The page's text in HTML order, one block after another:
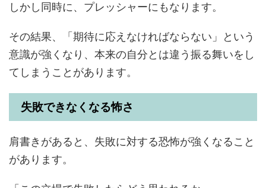
しかし同時に、プレッシャーにもなります。
その結果、「期待に応えなければならない」という
意識が強くなり、本来の自分とは違う振る舞いをし
てしまうことがあります。
失敗できなくなる怖さ
肩書きがあると、失敗に対する恐怖が強くなること
があります。